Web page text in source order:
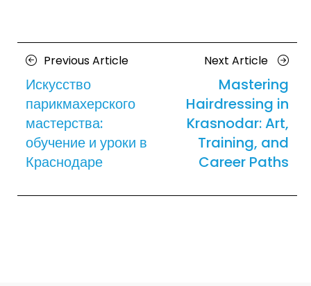
Posts
navigation
Previous ArticlePrevious
Искусство
парикмахерского
мастерства:
обучение и уроки в
Краснодаре
Next Article
Next
Article
Mastering
Hairdressing in
Krasnodar: Art,
Training, and
Career Paths